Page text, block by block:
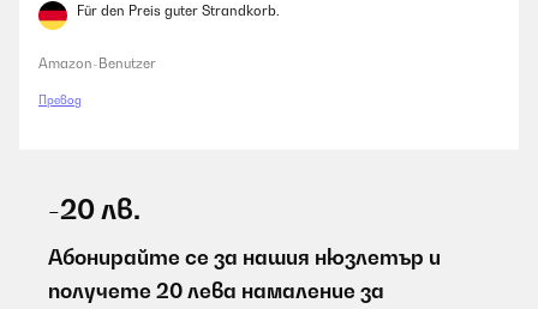
Für den Preis guter Strandkorb.
Amazon-Benutzer
Превод
-20 лв.
Абонирайте се за нашия нюзлетър и
получете 20 лева намаление за